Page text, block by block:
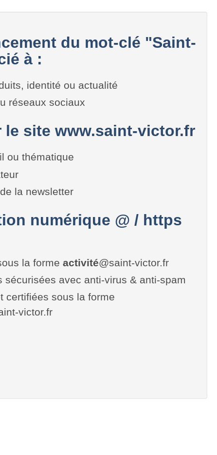
du mot-clé "Saint-
à :
identité ou actualité
réseaux sociaux
le site www.saint-victor.fr
ou thématique
la newsletter
numérique @ / https
la forme activité@saint-victor.fr
sécurisées avec anti-virus & anti-spam
certifiées sous la forme
victor.fr